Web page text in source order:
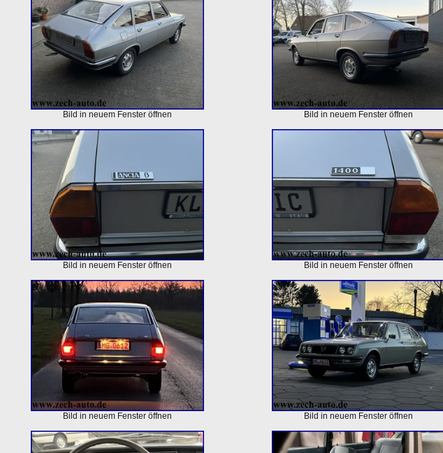
Bild in neuem Fenster öffnen Bild in neuem Fenster öffnen
Bild in neuem Fenster öffnen Bild in neuem Fenster öffnen
Bild in neuem Fenster öffnen Bild in neuem Fenster öffnen